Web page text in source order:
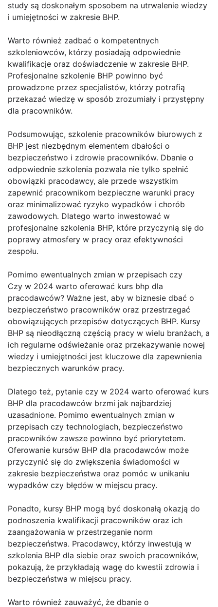
study są doskonałym sposobem na utrwalenie wiedzy
i umiejętności w zakresie BHP.
Warto również zadbać o kompetentnych
szkoleniowców, którzy posiadają odpowiednie
kwalifikacje oraz doświadczenie w zakresie BHP.
Profesjonalne szkolenie BHP powinno być
prowadzone przez specjalistów, którzy potrafią
przekazać wiedzę w sposób zrozumiały i przystępny
dla pracowników.
Podsumowując, szkolenie pracowników biurowych z
BHP jest niezbędnym elementem dbałości o
bezpieczeństwo i zdrowie pracowników. Dbanie o
odpowiednie szkolenia pozwala nie tylko spełnić
obowiązki pracodawcy, ale przede wszystkim
zapewnić pracownikom bezpieczne warunki pracy
oraz minimalizować ryzyko wypadków i chorób
zawodowych. Dlatego warto inwestować w
profesjonalne szkolenia BHP, które przyczynią się do
poprawy atmosfery w pracy oraz efektywności
zespołu.
Pomimo ewentualnych zmian w przepisach czy
Czy w 2024 warto oferować kurs bhp dla
pracodawców? Ważne jest, aby w biznesie dbać o
bezpieczeństwo pracowników oraz przestrzegać
obowiązujących przepisów dotyczących BHP. Kursy
BHP są nieodłączną częścią pracy w wielu branżach, a
ich regularne odświeżanie oraz przekazywanie nowej
wiedzy i umiejętności jest kluczowe dla zapewnienia
bezpiecznych warunków pracy.
Dlatego też, pytanie czy w 2024 warto oferować kurs
BHP dla pracodawców brzmi jak najbardziej
uzasadnione. Pomimo ewentualnych zmian w
przepisach czy technologiach, bezpieczeństwo
pracowników zawsze powinno być priorytetem.
Oferowanie kursów BHP dla pracodawców może
przyczynić się do zwiększenia świadomości w
zakresie bezpieczeństwa oraz pomóc w unikaniu
wypadków czy błędów w miejscu pracy.
Ponadto, kursy BHP mogą być doskonałą okazją do
podnoszenia kwalifikacji pracowników oraz ich
zaangażowania w przestrzeganie norm
bezpieczeństwa. Pracodawcy, którzy inwestują w
szkolenia BHP dla siebie oraz swoich pracowników,
pokazują, że przykładają wagę do kwestii zdrowia i
bezpieczeństwa w miejscu pracy.
Warto również zauważyć, że dbanie o